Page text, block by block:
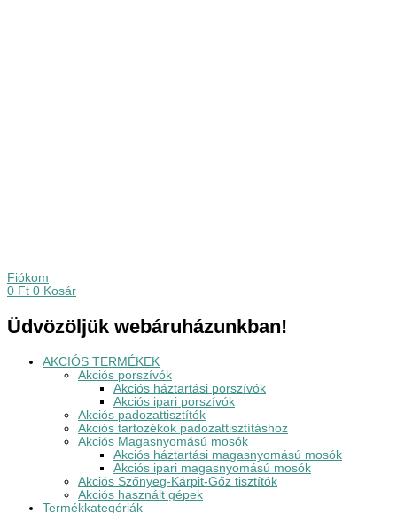
Fiókom
0 Ft 0 Kosár
Üdvözöljük webáruházunkban!
AKCIÓS TERMÉKEK
Akciós porszívók
Akciós háztartási porszívók
Akciós ipari porszívók
Akciós padozattisztítók
Akciós tartozékok padozattisztításhoz
Akciós Magasnyomású mosók
Akciós háztartási magasnyomású mosók
Akciós ipari magasnyomású mosók
Akciós Szőnyeg-Kárpit-Gőz tisztítók
Akciós használt gépek
Termékkategóriák